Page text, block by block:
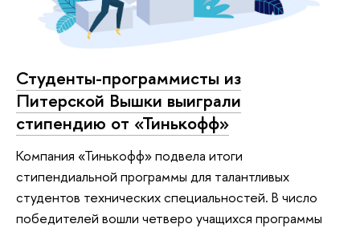
Студенты-программисты из
Питерской Вышки выиграли
стипендию от «Тинькофф»
Компания «Тинькофф» подвела итоги
стипендиальной программы для талантливых
студентов технических специальностей. В число
победителей вошли четверо учащихся программы